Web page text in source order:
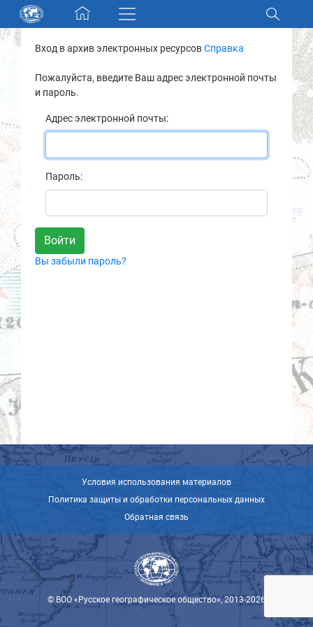
Skip navigation
Разделы и коллекции
Электронный каталог
Новости
О нас
Контакты
Партнеры
Вход в архив электронных ресурсовСправка
Пожалуйста, введите Ваш адрес электронной почты
и пароль.
Адрес электронной почты:
Пароль:
Вы забыли пароль?
Условия использования материалов
Политика защиты и обработки персональных данных
Обратная связь
© ВОО «Русское географическое общество», 2013-2026